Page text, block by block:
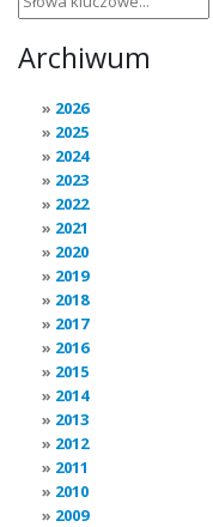
Archiwum
2026
2025
2024
2023
2022
2021
2020
2019
2018
2017
2016
2015
2014
2013
2012
2011
2010
2009